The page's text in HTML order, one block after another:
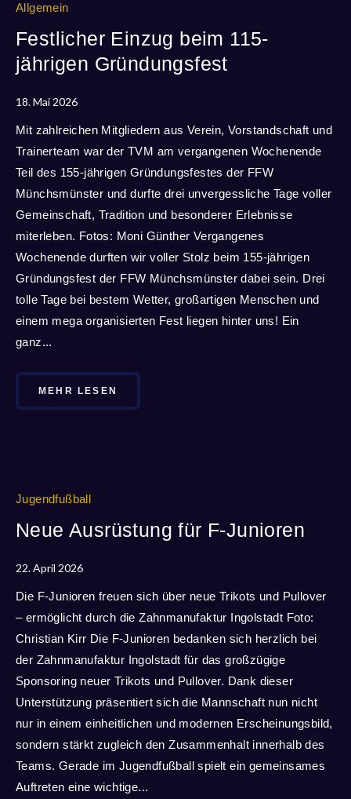
Allgemein
Festlicher Einzug beim 115-
jährigen Gründungsfest
18. Mai 2026
Mit zahlreichen Mitgliedern aus Verein, Vorstandschaft und
Trainerteam war der TVM am vergangenen Wochenende
Teil des 155-jährigen Gründungsfestes der FFW
Münchsmünster und durfte drei unvergessliche Tage voller
Gemeinschaft, Tradition und besonderer Erlebnisse
miterleben. Fotos: Moni Günther Vergangenes
Wochenende durften wir voller Stolz beim 155-jährigen
Gründungsfest der FFW Münchsmünster dabei sein. Drei
tolle Tage bei bestem Wetter, großartigen Menschen und
einem mega organisierten Fest liegen hinter uns! Ein
ganz...
MEHR LESEN
Jugendfußball
Neue Ausrüstung für F-Junioren
22. April 2026
Die F-Junioren freuen sich über neue Trikots und Pullover
– ermöglicht durch die Zahnmanufaktur Ingolstadt Foto:
Christian Kirr Die F-Junioren bedanken sich herzlich bei
der Zahnmanufaktur Ingolstadt für das großzügige
Sponsoring neuer Trikots und Pullover. Dank dieser
Unterstützung präsentiert sich die Mannschaft nun nicht
nur in einem einheitlichen und modernen Erscheinungsbild,
sondern stärkt zugleich den Zusammenhalt innerhalb des
Teams. Gerade im Jugendfußball spielt ein gemeinsames
Auftreten eine wichtige...